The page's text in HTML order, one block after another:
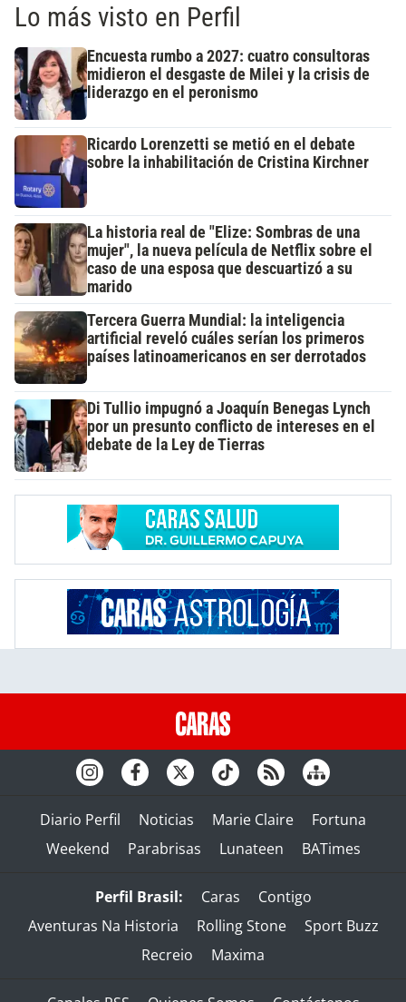
Lo más visto en Perfil
Encuesta rumbo a 2027: cuatro consultoras
midieron el desgaste de Milei y la crisis de
liderazgo en el peronismo
Ricardo Lorenzetti se metió en el debate
sobre la inhabilitación de Cristina Kirchner
La historia real de "Elize: Sombras de una
mujer", la nueva película de Netflix sobre el
caso de una esposa que descuartizó a su
marido
Tercera Guerra Mundial: la inteligencia
artificial reveló cuáles serían los primeros
países latinoamericanos en ser derrotados
Di Tullio impugnó a Joaquín Benegas Lynch
por un presunto conflicto de intereses en el
debate de la Ley de Tierras
Diario Perfil Noticias Marie Claire
Fortuna
Weekend
Parabrisas Lunateen BATimes
Perfil Brasil: Caras
Contigo
Aventuras Na Historia
Rolling Stone
Sport Buzz
Recreio
Maxima